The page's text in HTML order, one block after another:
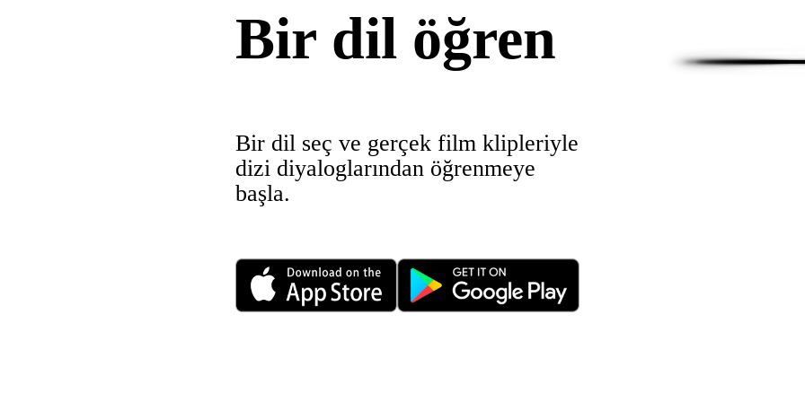
Bir dil öğren
Bir dil seç ve gerçek film klipleriyle
dizi diyaloglarından öğrenmeye
başla.